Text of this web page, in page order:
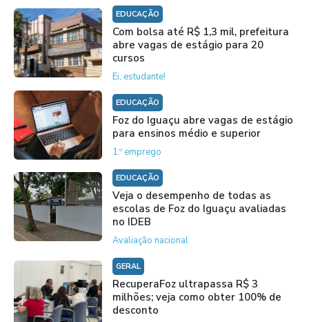
EDUCAÇÃO
Com bolsa até R$ 1,3 mil, prefeitura
abre vagas de estágio para 20
cursos
Ei, estudante!
EDUCAÇÃO
Foz do Iguaçu abre vagas de estágio
para ensinos médio e superior
1.º emprego
EDUCAÇÃO
Veja o desempenho de todas as
escolas de Foz do Iguaçu avaliadas
no IDEB
Avaliação nacional
GERAL
RecuperaFoz ultrapassa R$ 3
milhões; veja como obter 100% de
desconto